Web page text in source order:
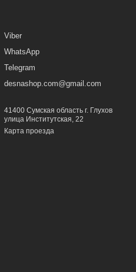
Viber
WhatsApp
Telegram
desnashop.com@gmail.com
41400 Сумская область г. Глухов
улица Институтская, 22
Карта проезда